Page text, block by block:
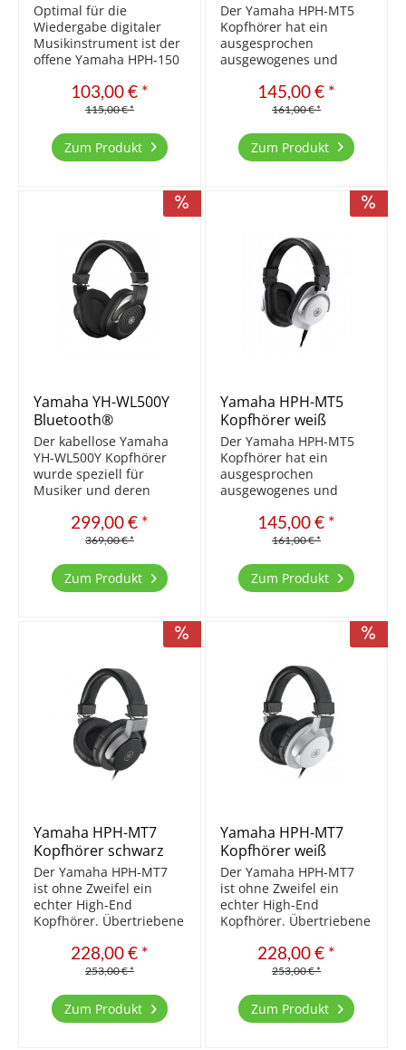
Optimal für die
Wiedergabe digitaler
Musikinstrument ist der
offene Yamaha HPH-150
Luftdurchlässigkeit der
Kopfhörer können
Umgebung
wahrgenommen
hochwertiger Kopfhörer,
103,00 € *
115,00 € *
Zum Produkt
Der Yamaha HPH-MT5
Kopfhörer hat ein
ausgesprochen
ausgewogenes und
vorzuweisen. Durch
seine leichte aber
Bauart lässt er sich
problemlos über längere
besonders lobenswert
145,00 € *
161,00 € *
Zum Produkt
Yamaha YH-WL500Y
Bluetooth®
Kopfhörer schwarz
Der kabellose Yamaha
YH-WL500Y Kopfhörer
wurde speziell für
Musiker und deren
Einfach an ein
beliebiges Instrument
anschließen und die
Freiheit und den
299,00 € *
369,00 € *
Zum Produkt
Yamaha HPH-MT5
Kopfhörer weiß
Der Yamaha HPH-MT5
Kopfhörer hat ein
ausgesprochen
ausgewogenes und
vorzuweisen. Durch
seine leichte aber
Bauart lässt er sich
problemlos über längere
besonders lobenswert
145,00 € *
161,00 € *
Zum Produkt
Yamaha HPH-MT7
Kopfhörer schwarz
Der Yamaha HPH-MT7
ist ohne Zweifel ein
echter High-End
Kopfhörer. Übertriebene
Höhen sucht man hier
vergeblich. Dieser
entwickelt, um sowohl
auf der Bühne als auch
228,00 € *
253,00 € *
Zum Produkt
Yamaha HPH-MT7
Kopfhörer weiß
Der Yamaha HPH-MT7
ist ohne Zweifel ein
echter High-End
Kopfhörer. Übertriebene
Höhen sucht man hier
vergeblich. Dieser
entwickelt, um sowohl
auf der Bühne als auch
228,00 € *
253,00 € *
Zum Produkt